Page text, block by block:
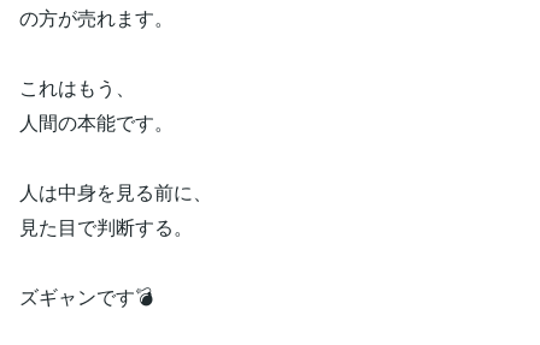
の方が売れます。
これはもう、
人間の本能です。
人は中身を見る前に、
見た目で判断する。
ズギャンです💣️